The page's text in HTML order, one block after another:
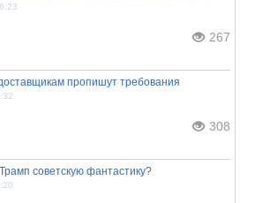
267
пропишут требования
308
советскую фантастику?